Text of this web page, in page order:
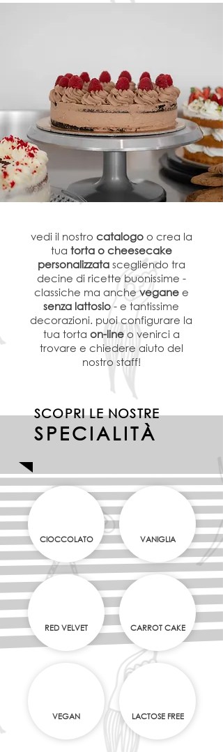
vedi il nostro catalogoo crea la
tua torta o cheesecake
personalizzatascegliendo tra
decine di ricette buonissime -
classiche ma ancheveganee
senza lattosio- e tantissime
decorazioni. puoi configurare la
tua torta on-lineo venirci a
trovare e chiedere aiuto del
nostro staff!
CIOCCOLATO
RED VELVET
VEGAN
VANIGLIA
CARROT CAKE
LACTOSE FREE
SCOPRI LE NOSTRE
SPECIALITÀ